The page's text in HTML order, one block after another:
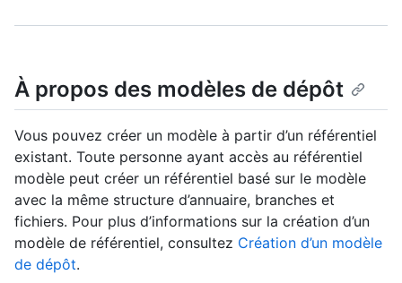
À propos des modèles de dépôt
Vous pouvez créer un modèle à partir d’un référentiel
existant. Toute personne ayant accès au référentiel
modèle peut créer un référentiel basé sur le modèle
avec la même structure d’annuaire, branches et
fichiers. Pour plus d’informations sur la création d’un
modèle de référentiel, consultez Création d’un modèle
de dépôt.